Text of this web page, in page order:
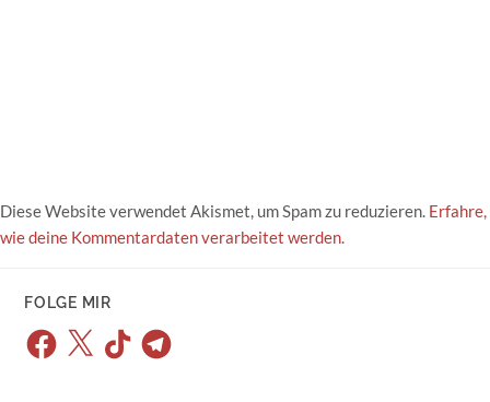
Diese Website verwendet Akismet, um Spam zu reduzieren. Erfahre,
wie deine Kommentardaten verarbeitet werden.
FOLGE MIR
Facebook
X TikTokTelegram